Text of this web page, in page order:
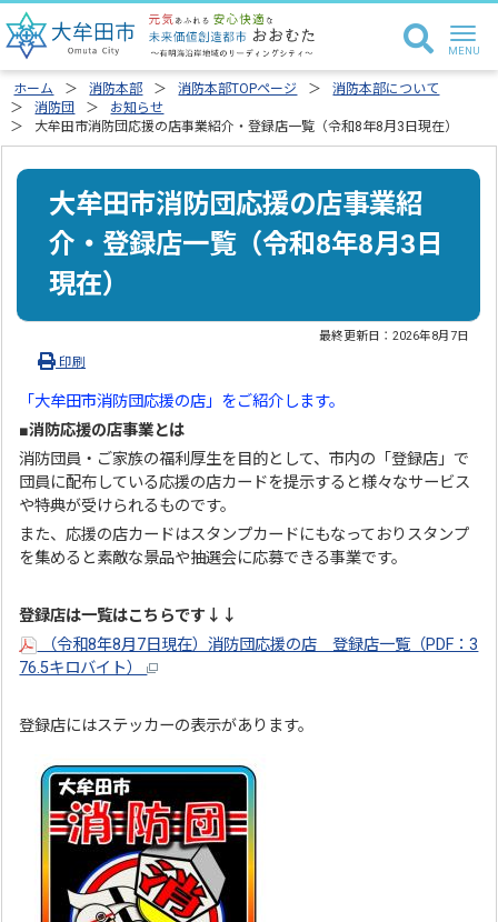
ホーム 消防本部 消防本部TOPページ
消防本部について
消防団
お知らせ
大牟田市消防団応援の店事業紹介・登録店一覧（令和8年8月3日現在）
大牟田市消防団応援の店事業紹
介・登録店一覧（令和8年8月3日
現在）
最終更新日：2026年8月7日
印刷
「大牟田市消防団応援の店」をご紹介します。
■消防応援の店事業とは
消防団員・ご家族の福利厚生を目的として、市内の「登録店」で
団員に配布している応援の店カードを提示すると様々なサービス
や特典が受けられるものです。
また、応援の店カードはスタンプカードにもなっておりスタンプ
を集めると素敵な景品や抽選会に応募できる事業です。
登録店は一覧はこちらです↓↓
（令和8年8月7日現在）消防団応援の店 登録店一覧（PDF：3
76.5キロバイト）
登録店にはステッカーの表示があります。